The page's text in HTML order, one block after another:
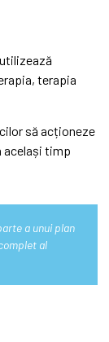
terapia
să acționeze
același timp
a unui plan
al